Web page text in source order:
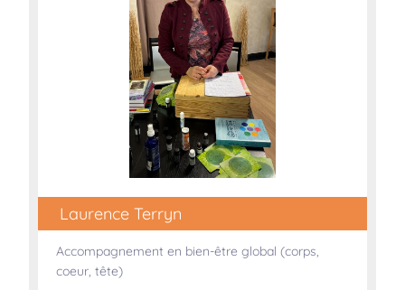
Laurence Terryn
Accompagnement en bien-être global (corps,
coeur, tête)